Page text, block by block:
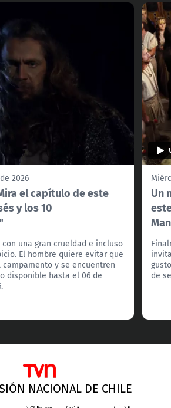
2026
el capítulo de este
y los 10
una gran crueldad e incluso
El hombre quiere evitar que
y se encuentren
disponible hasta el 06 de
Un
de
NACIONAL DE CHILE